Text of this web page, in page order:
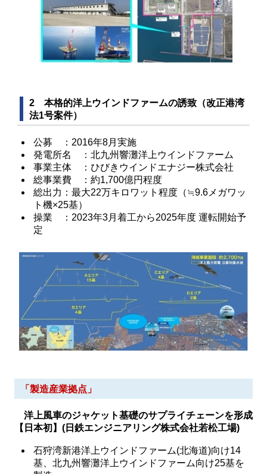
2 本格的洋上ウインドファームの誘致（改正港湾
法1号案件）
公募 ：2016年8月実施
発電所名 ：北九州響灘洋上ウインドファーム
事業主体 ：ひびきウインドエナジー株式会社
総事業費 ：約1,700億円程度
総出力：最大22万キロワット程度（≒9.6メガワッ
ト機×25基）
操業 ：2023年3月着工から2025年度 運転開始予
定
「製造産業拠点」
洋上風車のジャケット基礎のサプライチェーンを形成
【日本初】(日鉄エンジニアリング株式会社若松工場)
石狩湾新港洋上ウインドファーム(北海道)向け14
基、北九州響灘洋上ウインドファーム向け25基を